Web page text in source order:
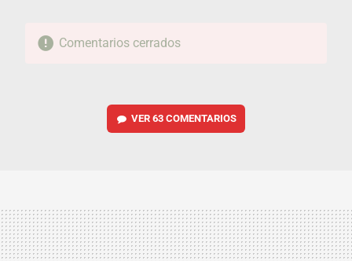
Comentarios cerrados
VER 63 COMENTARIOS